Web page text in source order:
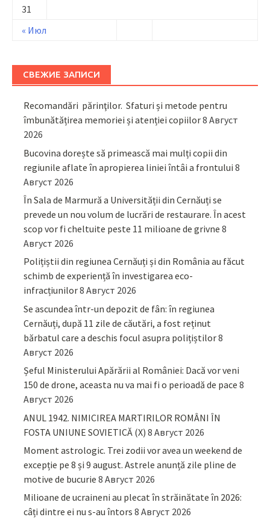
« Июл
31
СВЕЖИЕ ЗАПИСИ
Recomandări părinţilor. Sfaturi și metode pentru
îmbunătățirea memoriei și atenției copiilor8 Август
2026
Bucovina dorește să primească mai mulți copii din
regiunile aflate în apropierea liniei întâi a frontului 8
Август 2026
În Sala de Marmură a Universității din Cernăuți se
prevede un nou volum de lucrări de restaurare. În acest
scop vor fi cheltuite peste 11 milioane de grivne 8
Август 2026
Polițiștii din regiunea Cernăuți și din România au făcut
schimb de experiență în investigarea eco-
infracțiunilor8 Август 2026
Se ascundea într-un depozit de fân: în regiunea
Cernăuți, după 11 zile de căutări, a fost reținut
bărbatul care a deschis focul asupra polițiștilor8
Август 2026
Șeful Ministerului Apărării al României: Dacă vor veni
150 de drone, aceasta nu va mai fi o perioadă de pace 8
Август 2026
ANUL 1942. NIMICIREA MARTIRILOR ROMÂNI ÎN
FOSTA UNIUNE SOVIETICĂ (X) 8 Август 2026
Moment astrologic. Trei zodii vor avea un weekend de
excepție pe 8 și 9 august. Astrele anunță zile pline de
motive de bucurie 8 Август 2026
Milioane de ucraineni au plecat în străinătate în 2026:
câți dintre ei nu s-au întors 8 Август 2026